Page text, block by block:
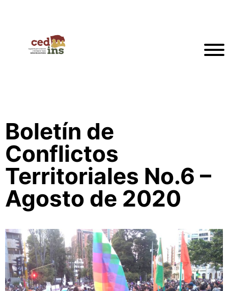
Boletín de
Conflictos
Territoriales No.6 –
Agosto de 2020